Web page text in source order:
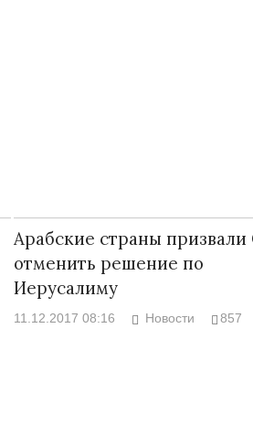
Арабские страны
отменить решение по
Иерусалиму
11.12.2017 08:16 Новости 857